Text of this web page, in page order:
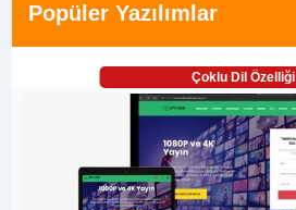
Popüler Yazılımlar
Çoklu Dil Özelliği